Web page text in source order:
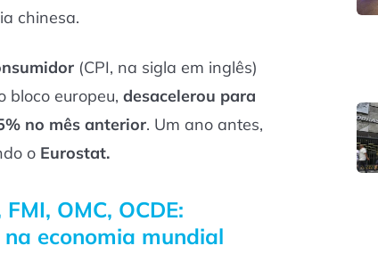
chinesa.
(CPI, na sigla em inglês)
bloco europeu, desacelerou para
no mês anterior. Um ano antes,
o Eurostat.
OMC, OCDE:
economia mundial